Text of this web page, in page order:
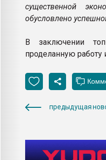
существенной
обусловлено
В заключении
проделанную работу
предыдущая